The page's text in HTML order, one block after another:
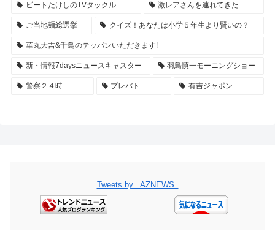
ビートたけしのTVタックル 激レアさんを連れてきた
ご当地麺総選挙 クイズ！あなたは小学５年生より賢いの？
華丸大吉&千鳥のテッパンいただきます!
新・情報7daysニュースキャスター 羽鳥慎一モーニングショー
警察２４時 プレバト 有吉ジャポン
Tweets by _AZNEWS_